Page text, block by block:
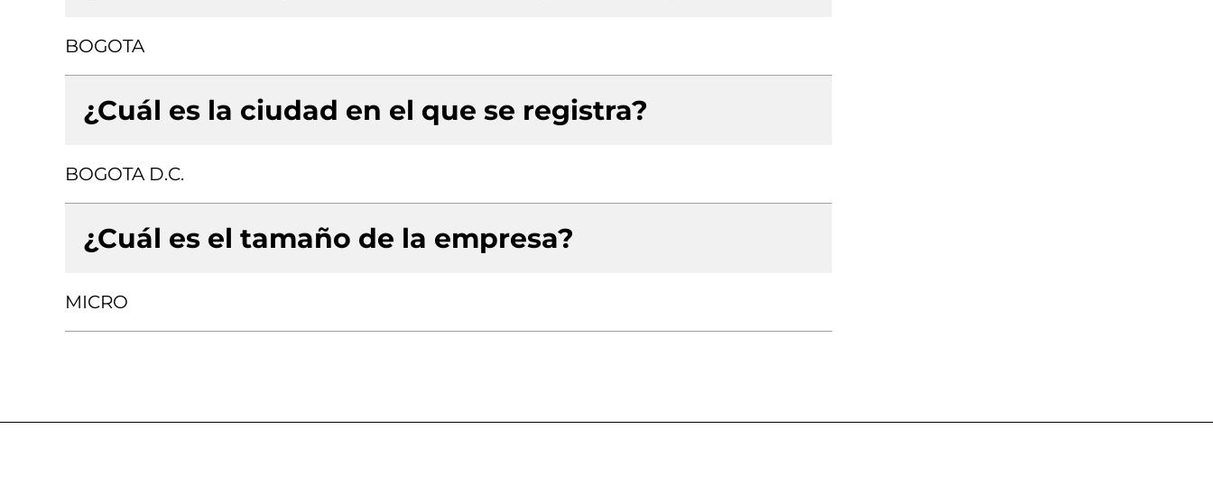
BOGOTA
¿Cuál es la ciudad en el que se registra?
BOGOTA D.C.
¿Cuál es el tamaño de la empresa?
MICRO